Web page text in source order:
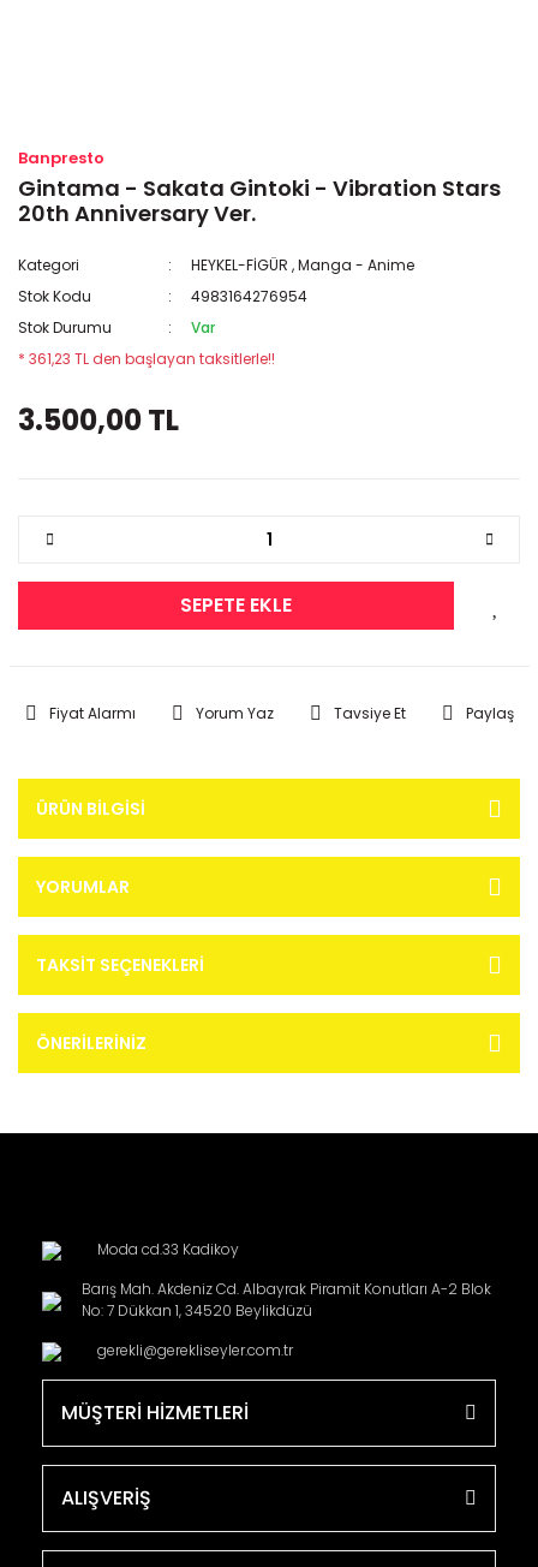
Banpresto
Gintama - Sakata Gintoki - Vibration Stars
20th Anniversary Ver.
Kategori HEYKEL-FİGÜR ,Manga - Anime
Stok Kodu
4983164276954
Stok Durumu
Var
* 361,23 TL den başlayan taksitlerle!!
3.500,00 TL
SEPETE EKLE
Fiyat Alarmı Yorum Yaz Tavsiye Et Paylaş
ÜRÜN BILGISI
YORUMLAR
TAKSIT SEÇENEKLERI
ÖNERILERINIZ
Moda cd.33 Kadikoy
Barış Mah. Akdeniz Cd. Albayrak Piramit Konutları A-2 Blok
No: 7 Dükkan 1, 34520 Beylikdüzü
gerekli@gerekliseyler.com.tr
MÜŞTERİ HİZMETLERİ
ALIŞVERİŞ